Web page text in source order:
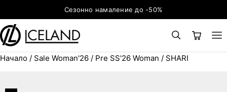
Към съдържаниетоСезонно намаление до -50%
ТЪРСЕНЕ
Начало / Sale Woman'26 / Pre SS'26 Woman / SHARI